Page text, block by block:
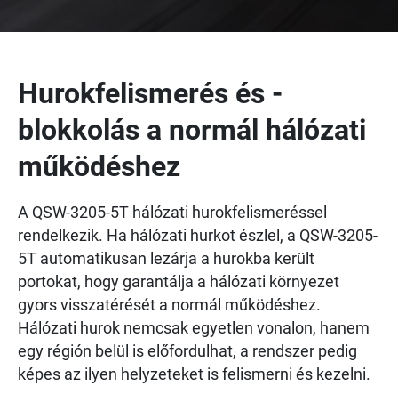
Hurokfelismerés és -
blokkolás a normál hálózati
működéshez
A QSW-3205-5T hálózati hurokfelismeréssel
rendelkezik. Ha hálózati hurkot észlel, a QSW-3205-
5T automatikusan lezárja a hurokba került
portokat, hogy garantálja a hálózati környezet
gyors visszatérését a normál működéshez.
Hálózati hurok nemcsak egyetlen vonalon, hanem
egy régión belül is előfordulhat, a rendszer pedig
képes az ilyen helyzeteket is felismerni és kezelni.